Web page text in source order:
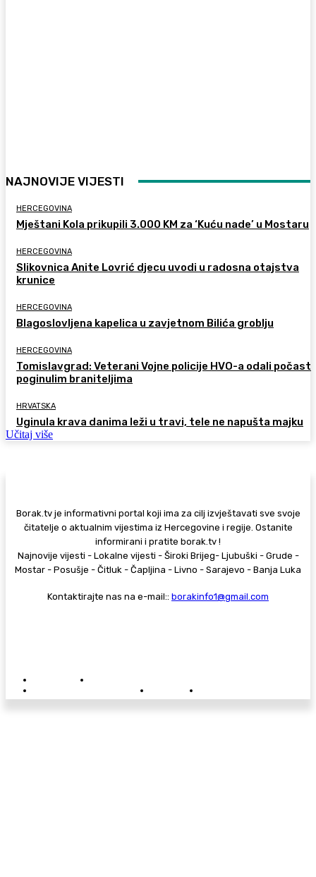
NAJNOVIJE VIJESTI
HERCEGOVINA
Mještani Kola prikupili 3.000 KM za ‘Kuću nade’ u Mostaru
HERCEGOVINA
Slikovnica Anite Lovrić djecu uvodi u radosna otajstva
krunice
HERCEGOVINA
Blagoslovljena kapelica u zavjetnom Bilića groblju
HERCEGOVINA
Tomislavgrad: Veterani Vojne policije HVO-a odali počast
poginulim braniteljima
HRVATSKA
Uginula krava danima leži u travi, tele ne napušta majku
Učitaj više
Borak.tv je informativni portal koji ima za cilj izvještavati sve svoje
čitatelje o aktualnim vijestima iz Hercegovine i regije. Ostanite
informirani i pratite borak.tv !
Najnovije vijesti - Lokalne vijesti - Široki Brijeg- Ljubuški - Grude -
Mostar - Posušje - Čitluk - Čapljina - Livno - Sarajevo - Banja Luka
Kontaktirajte nas na e-mail:: borakinfo1@gmail.com